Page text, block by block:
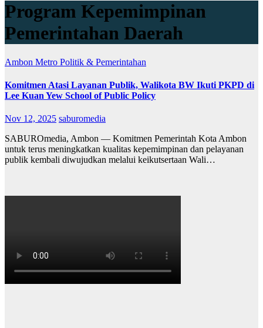
Program Kepemimpinan
Pemerintahan Daerah
Ambon Metro Politik & Pemerintahan
Komitmen Atasi Layanan Publik, Walikota BW Ikuti PKPD di
Lee Kuan Yew School of Public Policy
Nov 12, 2025 saburomedia
SABUROmedia, Ambon — Komitmen Pemerintah Kota Ambon
untuk terus meningkatkan kualitas kepemimpinan dan pelayanan
publik kembali diwujudkan melalui keikutsertaan Wali…